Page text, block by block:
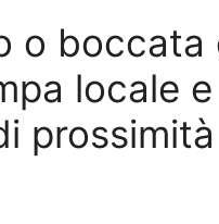
boccata
locale
prossimità